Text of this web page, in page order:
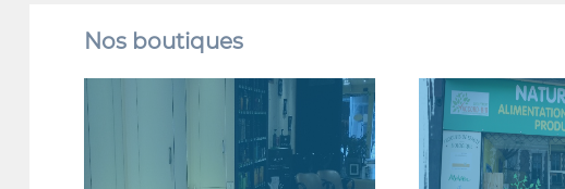
Nos boutiques